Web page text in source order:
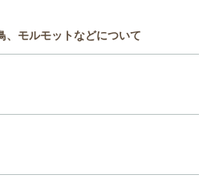
、モルモットなどについて